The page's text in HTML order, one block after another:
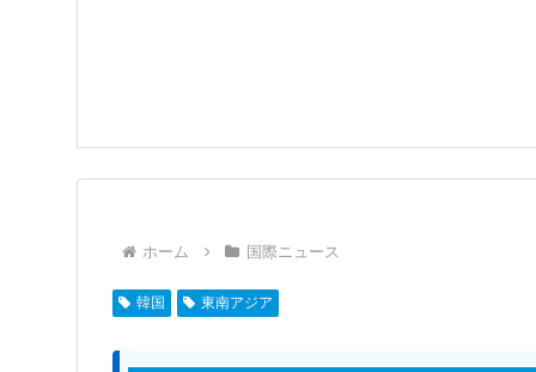
ホーム 国際ニュース
韓国 東南アジア